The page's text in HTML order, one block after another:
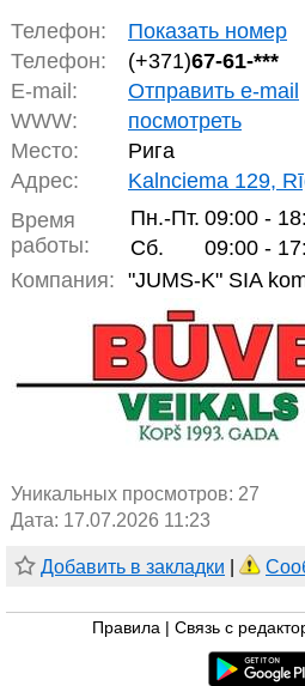
Телефон:
Показать номер
Телефон:
(+371)67-61-***
E-mail:
Отправить e-mail
WWW:
посмотреть
Место:
Рига
Адрес:
Kalnciema 129,
Время
работы:
Пн.-Пт. 09:00 -
Сб.
09:00 -
Компания: "JUMS-K" SIA
Уникальных просмотров: 27
Дата: 17.07.2026 11:23
Добавить в закладки
Правила Связь с